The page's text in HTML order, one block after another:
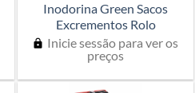
Inodorina Green Sacos
Excrementos Rolo
Inicie sessão para ver os
preços